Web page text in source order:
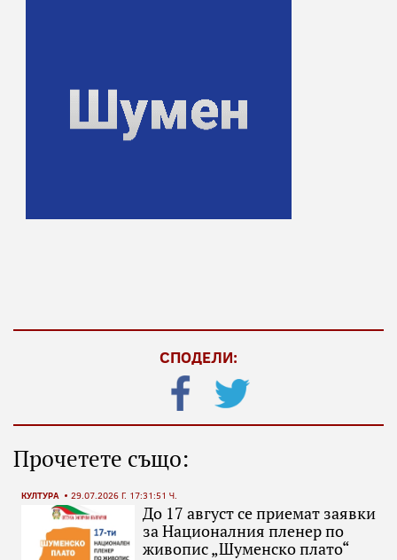
СПОДЕЛИ:
Прочетете също:
КУЛТУРА 29.07.2026 Г. 17:31:51 Ч.
До 17 август се приемат заявки
за Националния пленер по
живопис „Шуменско плато“